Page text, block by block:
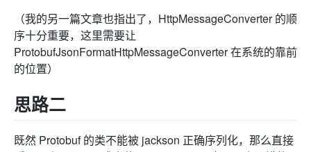
（我的另一篇文章也指出了，HttpMessageConverter 的顺
序十分重要，这里需要让
ProtobufJsonFormatHttpMessageConverter 在系统的靠前
的位置）
思路二
既然 Protobuf 的类不能被 jackson 正确序列化，那么直接